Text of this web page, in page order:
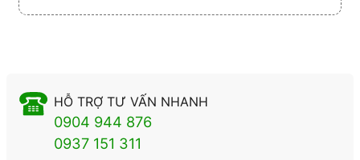
HỖ TRỢ TƯ VẤN NHANH
0904 944 876
0937 151 311